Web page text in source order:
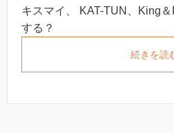
キスマイ、 KAT-TUN、King
する？
続きを読